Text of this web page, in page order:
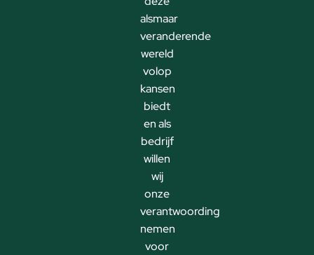
alsmaar
veranderende
wereld
volop
kansen
biedt
en als
bedrijf
willen
wij
onze
verantwoording
nemen
voor